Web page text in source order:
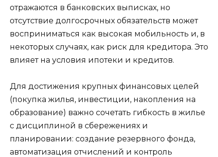
отражаются в банковских выписках, но
отсутствие долгосрочных обязательств может
восприниматься как высокая мобильность и, в
некоторых случаях, как риск для кредитора. Это
влияет на условия ипотеки и кредитов.
Для достижения крупных финансовых целей
(покупка жилья, инвестиции, накопления на
образование) важно сочетать гибкость в жилье
с дисциплиной в сбережениях и
планировании: создание резервного фонда,
автоматизация отчислений и контроль